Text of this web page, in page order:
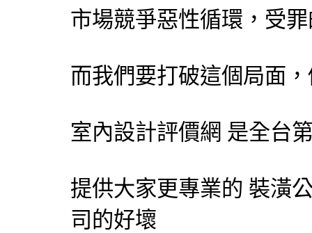
市場競爭惡性循環，受
而我們要打破這個局面
室內設計評價網 是全台
提供大家更專業的 裝潢
司的好壞